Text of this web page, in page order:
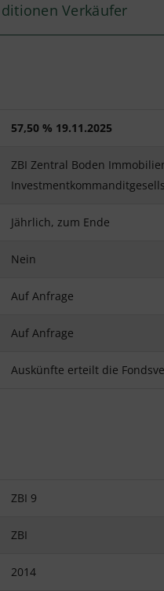
Verkäufer
57,50 % 19.11.2025
ZBI Zentral Boden
Jährlich, zum Ende
Nein
Auf Anfrage
Auf Anfrage
Auskünfte erteilt die
ZBI 9
ZBI
2014